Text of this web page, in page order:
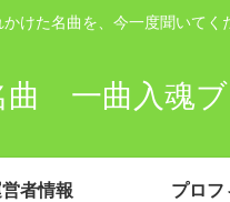
かけた名曲を、今一度聞いて
曲 一曲入魂
者情報 プロフ